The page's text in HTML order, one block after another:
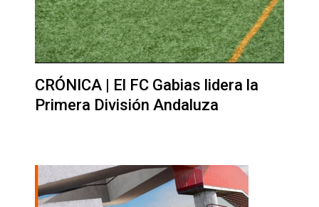
CRÓNICA | El FC Gabias lidera la
Primera División Andaluza